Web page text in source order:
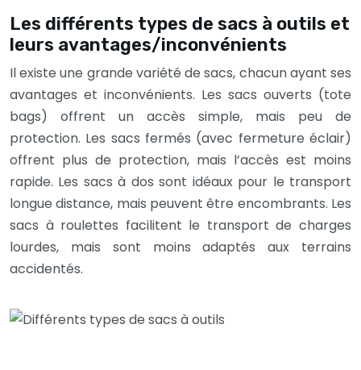
Les différents types de sacs à outils et
leurs avantages/inconvénients
Il existe une grande variété de sacs, chacun ayant ses
avantages et inconvénients. Les sacs ouverts (tote
bags) offrent un accès simple, mais peu de
protection. Les sacs fermés (avec fermeture éclair)
offrent plus de protection, mais l’accès est moins
rapide. Les sacs à dos sont idéaux pour le transport
longue distance, mais peuvent être encombrants. Les
sacs à roulettes facilitent le transport de charges
lourdes, mais sont moins adaptés aux terrains
accidentés.